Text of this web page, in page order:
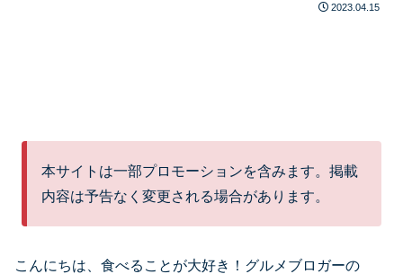
2023.04.15
本サイトは一部プロモーションを含みます。掲載
内容は予告なく変更される場合があります。
こんにちは、 食べることが大好き！グルメブロガーの